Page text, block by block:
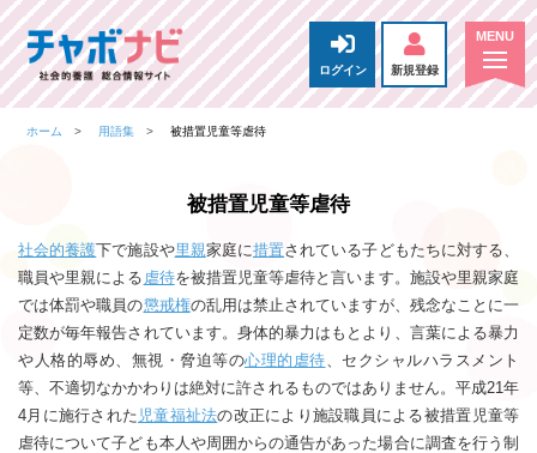
ログイン 新規登録
ホーム 用語集 被措置児童等虐待
被措置児童等虐待
社会的養護下で施設や里親家庭に措置されている子どもたちに対する、
職員や里親による 虐待を被措置児童等虐待と言います。施設や里親家庭
では体罰や職員の懲戒権の乱用は禁止されていますが、残念なことに一
定数が毎年報告されています。身体的暴力はもとより、言葉による暴力
や人格的辱め、無視・脅迫等の心理的虐待、セクシャルハラスメント
等、不適切なかかわりは絶対に許されるものではありません。平成21年
4月に施行された 児童福祉法の改正により施設職員による被措置児童等
虐待について子ども本人や周囲からの通告があった場合に調査を行う制